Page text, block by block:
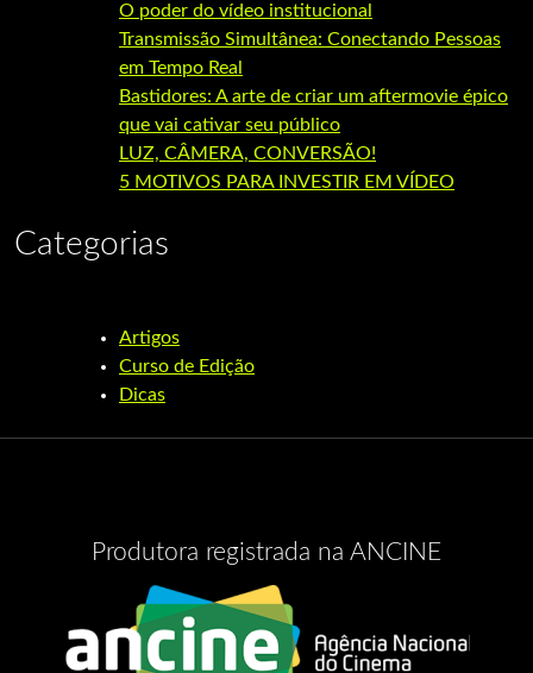
O poder do vídeo institucional
Transmissão Simultânea: Conectando Pessoas
em Tempo Real
Bastidores: A arte de criar um aftermovie épico
que vai cativar seu público
LUZ, CÂMERA, CONVERSÃO!
5 MOTIVOS PARA INVESTIR EM VÍDEO
Categorias
Artigos
Curso de Edição
Dicas
Produtora registrada na ANCINE